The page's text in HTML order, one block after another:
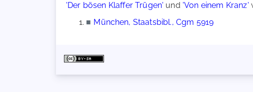
'Der bösen Klaffer Trügen' und 'Von einem Kranz'
■ München, Staatsbibl., Cgm 5919